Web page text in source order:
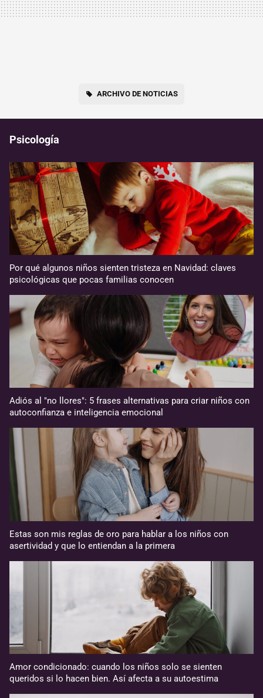
ARCHIVO DE NOTICIAS
Psicología
Por qué algunos niños sienten tristeza en Navidad: claves
psicológicas que pocas familias conocen
Adiós al "no llores": 5 frases alternativas para criar niños con
autoconfianza e inteligencia emocional
Estas son mis reglas de oro para hablar a los niños con
asertividad y que lo entiendan a la primera
Amor condicionado: cuando los niños solo se sienten
queridos si lo hacen bien. Así afecta a su autoestima